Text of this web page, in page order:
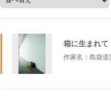
箱に生まれて
作家名：島袋道